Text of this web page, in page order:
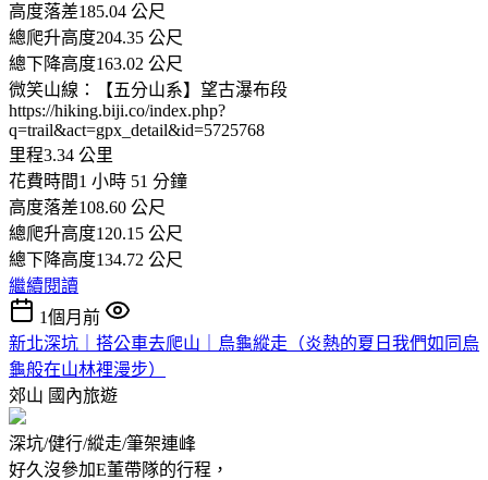
高度落差185.04 公尺
總爬升高度204.35 公尺
總下降高度163.02 公尺
微笑山線：【五分山系】望古瀑布段
https://hiking.biji.co/index.php?
q=trail&act=gpx_detail&id=5725768
里程3.34 公里
花費時間1 小時 51 分鐘
高度落差108.60 公尺
總爬升高度120.15 公尺
總下降高度134.72 公尺
繼續閱讀
1個月前
新北深坑｜搭公車去爬山｜烏龜縱走（炎熱的夏日我們如同烏
龜般在山林裡漫步）
郊山 國內旅遊
深坑/健行/縱走/筆架連峰
好久沒參加E董帶隊的行程，